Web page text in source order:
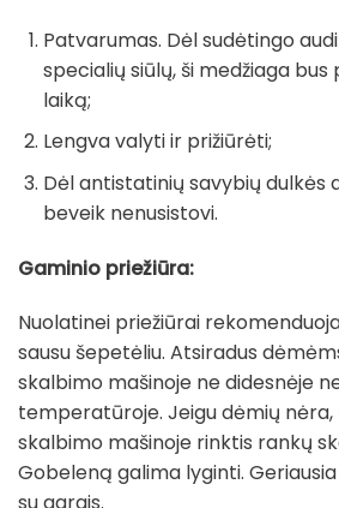
Patvarumas. Dėl sudėtingo
specialių siūlų, ši medžiaga
laiką;
Lengva valyti ir prižiūrėti;
Dėl antistatinių savybių dulkės
beveik nenusistovi.
Gaminio priežiūra:
Nuolatinei priežiūrai
sausu šepetėliu. Atsiradus
skalbimo mašinoje ne didesnėje
temperatūroje. Jeigu dėmių
skalbimo mašinoje rinktis rankų
Gobeleną galima lyginti.